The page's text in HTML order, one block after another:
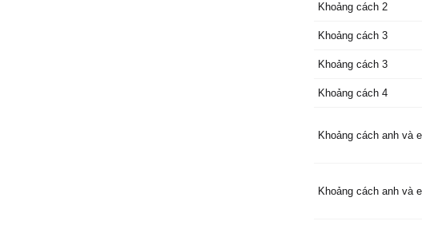
Khoảng cách 2
Khoảng cách 3
Khoảng cách 3
Khoảng cách 4
Khoảng cách anh và
Khoảng cách anh và